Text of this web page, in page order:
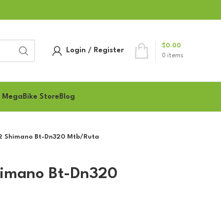
Login / Register
0 items
$0.00
MegaBike Store Blog
Shimano Bt-Dn320 Mtb/Ruta
Bt-Dn320